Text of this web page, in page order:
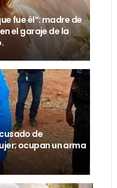
fue él”: madre de
el garaje de la
de
ocupan un arma